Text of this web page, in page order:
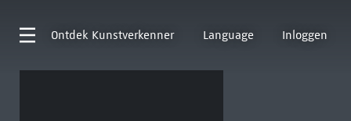
Ontdek Kunstverkenner Language Inloggen